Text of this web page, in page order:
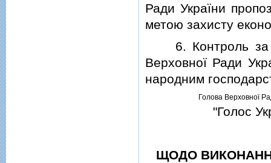
Ради України
метою захисту
6. Контроль за
Верховної Ради
народним
Голова Верховної
"Голос
ЩОДО